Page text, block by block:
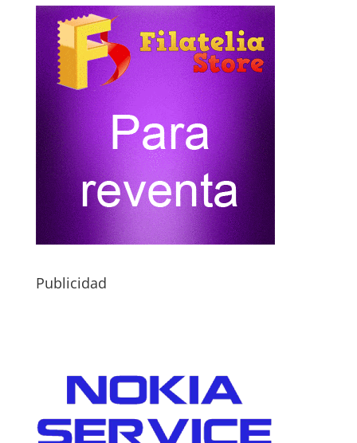
Publicidad